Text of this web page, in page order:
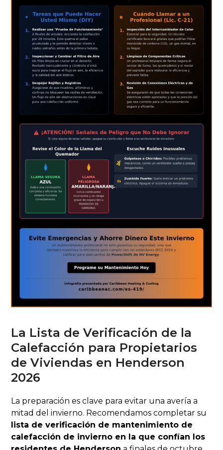
La Lista de Verificación de la
Calefacción para Propietarios
de Viviendas en Henderson
2026
La preparación es clave para evitar una avería a
mitad del invierno. Recomendamos completar su
lista de verificación de mantenimiento de
calefacción de invierno en la que confían los